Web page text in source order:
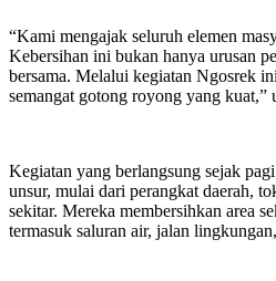
“Kami mengajak seluruh elemen
Kebersihan ini bukan hanya urusan
bersama. Melalui kegiatan Ngosrek
semangat gotong royong yang kuat,”
Kegiatan yang berlangsung sejak
unsur, mulai dari perangkat daerah,
sekitar. Mereka membersihkan area
termasuk saluran air, jalan